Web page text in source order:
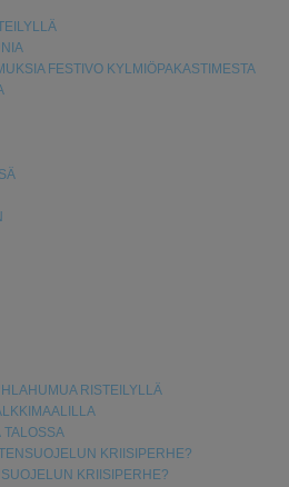
FESTIVO KYLMIÖPAKASTIMESTA
RISTEILYLLÄ
TALOSSA
KRIISIPERHE?
KRIISIPERHE?